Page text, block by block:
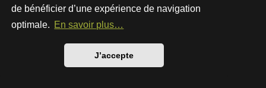
de bénéficier d’une expérience de navigation
optimale. En savoir plus…
J’accepte
Développé parphpBB® Forum Software © phpBB Limited
Style par
Traduction française officielle